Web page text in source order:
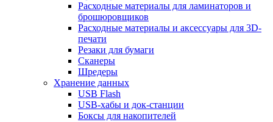
Расходные материалы для ламинаторов и
брошюровщиков
Расходные материалы и аксессуары для 3D-
печати
Резаки для бумаги
Сканеры
Шредеры
Хранение данных
USB Flash
USB-хабы и док-станции
Боксы для накопителей